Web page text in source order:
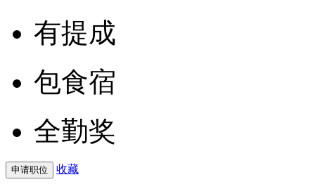
有提成
包食宿
全勤奖
收藏